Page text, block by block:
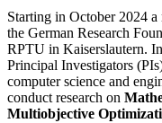
Starting in October 2024
the German Research
RPTU in Kaiserslautern.
Principal Investigators
computer science and
conduct research on
Multiobjective